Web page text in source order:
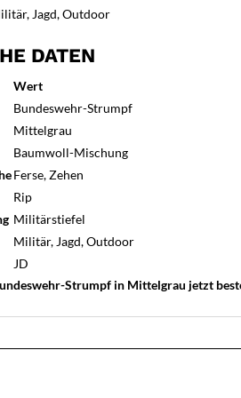
Jagd, Outdoor
DATEN
Wert
Bundeswehr-Strumpf
Mittelgrau
Baumwoll-Mischung
Ferse, Zehen
Rip
Militärstiefel
Militär, Jagd, Outdoor
JD
Strumpf in Mittelgrau jetzt